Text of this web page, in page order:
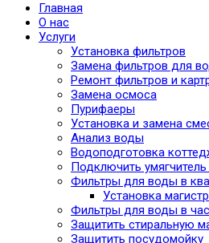
Главная
О нас
Услуги
Установка фильтров
Замена фильтров для
Ремонт фильтров и
Замена осмоса
Пурифаеры
Установка и замена
Анализ воды
Водоподготовка
Подключить умягчитель
Фильтры для воды в
Установка
Фильтры для воды в
Защитить стиральную
Защитить посудомойку